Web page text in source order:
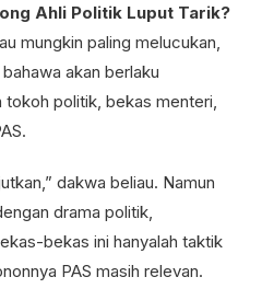
Ahli Politik Luput Tarik?
mungkin paling melucukan,
akan berlaku
politik, bekas menteri,
dakwa beliau. Namun
drama politik,
bekas ini hanyalah taktik
PAS masih relevan.